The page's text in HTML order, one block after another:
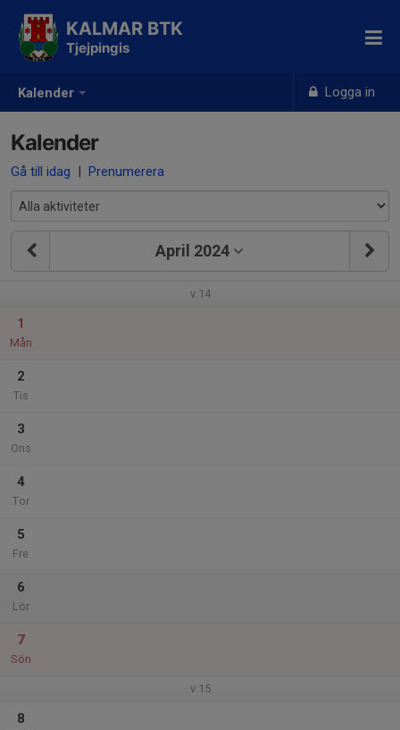
Kalender Logga in
KALMAR BTK
Tjejpingis
Kalender
Gå till idag | Prenumerera
April 2024
v.14
1
Mån
2
Tis
3
Ons
4
Tor
5
Fre
6
Lör
7
Sön
v.15
8